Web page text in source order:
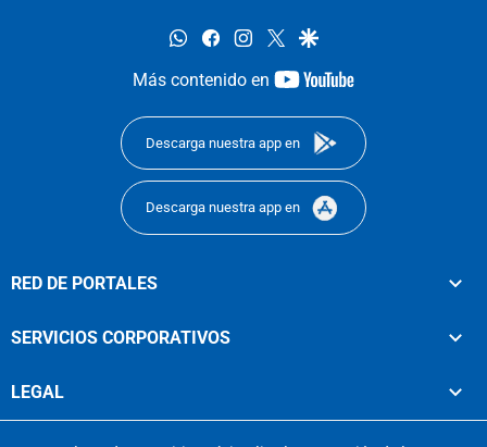
whatsappfacebookinstagram
twittergoogle
Más contenido en
youtube-
Descarga nuestra app en
Descarga nuestra app en
RED DE PORTALES
SERVICIOS CORPORATIVOS
LEGAL